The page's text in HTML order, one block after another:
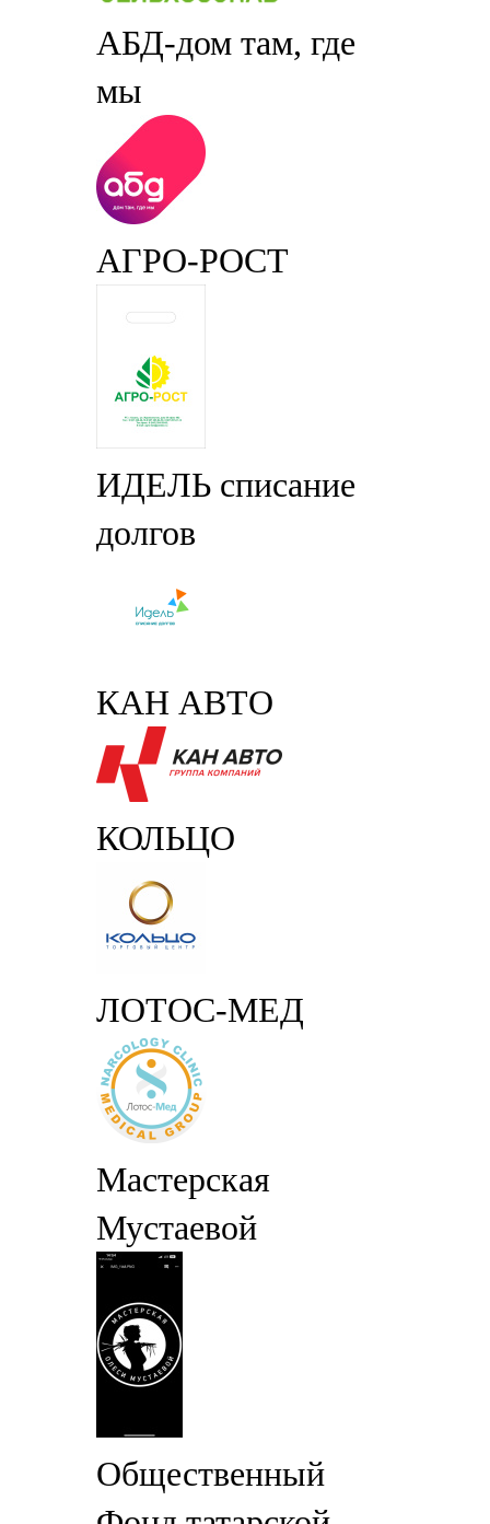
АБД-дом там, где
мы
АГРО-РОСТ
ИДЕЛЬ списание
долгов
КАН АВТО
КОЛЬЦО
ЛОТОС-МЕД
Мастерская
Мустаевой
Общественный